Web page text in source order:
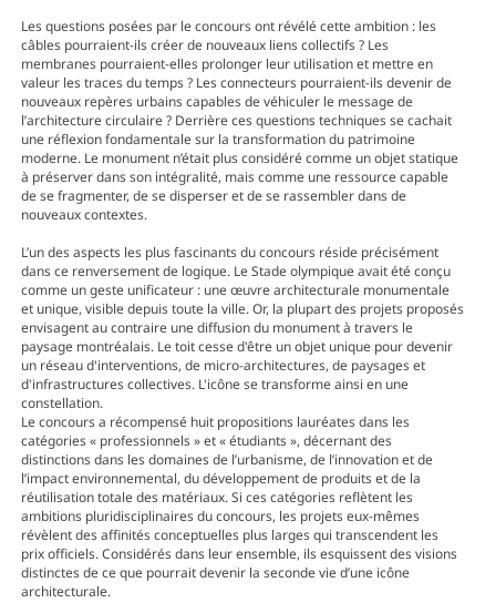
Les questions posées par le concours ont révélé cette ambition : les
câbles pourraient-ils créer de nouveaux liens collectifs ? Les
membranes pourraient-elles prolonger leur utilisation et mettre en
valeur les traces du temps ? Les connecteurs pourraient-ils devenir de
nouveaux repères urbains capables de véhiculer le message de
l’architecture circulaire ? Derrière ces questions techniques se cachait
une réflexion fondamentale sur la transformation du patrimoine
moderne. Le monument n’était plus considéré comme un objet statique
à préserver dans son intégralité, mais comme une ressource capable
de se fragmenter, de se disperser et de se rassembler dans de
nouveaux contextes.
L’un des aspects les plus fascinants du concours réside précisément
dans ce renversement de logique. Le Stade olympique avait été conçu
comme un geste unificateur : une œuvre architecturale monumentale
et unique, visible depuis toute la ville. Or, la plupart des projets proposés
envisagent au contraire une diffusion du monument à travers le
paysage montréalais. Le toit cesse d'être un objet unique pour devenir
un réseau d'interventions, de micro-architectures, de paysages et
d'infrastructures collectives. L'icône se transforme ainsi en une
constellation.
Le concours a récompensé huit propositions lauréates dans les
catégories « professionnels » et « étudiants », décernant des
distinctions dans les domaines de l’urbanisme, de l’innovation et de
l’impact environnemental, du développement de produits et de la
réutilisation totale des matériaux. Si ces catégories reflètent les
ambitions pluridisciplinaires du concours, les projets eux-mêmes
révèlent des affinités conceptuelles plus larges qui transcendent les
prix officiels. Considérés dans leur ensemble, ils esquissent des visions
distinctes de ce que pourrait devenir la seconde vie d’une icône
architecturale.